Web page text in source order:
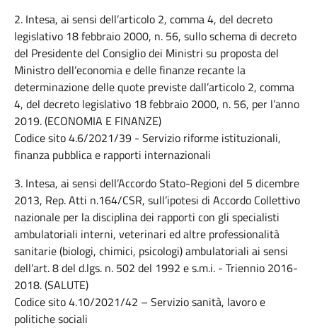
2. Intesa, ai sensi dell’articolo 2, comma 4, del decreto
legislativo 18 febbraio 2000, n. 56, sullo schema di decreto
del Presidente del Consiglio dei Ministri su proposta del
Ministro dell’economia e delle finanze recante la
determinazione delle quote previste dall’articolo 2, comma
4, del decreto legislativo 18 febbraio 2000, n. 56, per l’anno
2019. (ECONOMIA E FINANZE)
Codice sito 4.6/2021/39 - Servizio riforme istituzionali,
finanza pubblica e rapporti internazionali
3. Intesa, ai sensi dell’Accordo Stato-Regioni del 5 dicembre
2013, Rep. Atti n.164/CSR, sull’ipotesi di Accordo Collettivo
nazionale per la disciplina dei rapporti con gli specialisti
ambulatoriali interni, veterinari ed altre professionalità
sanitarie (biologi, chimici, psicologi) ambulatoriali ai sensi
dell’art. 8 del d.lgs. n. 502 del 1992 e s.m.i. - Triennio 2016-
2018. (SALUTE)
Codice sito 4.10/2021/42 – Servizio sanità, lavoro e
politiche sociali